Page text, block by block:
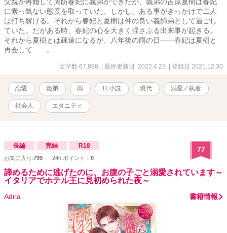
に素っ気ない態度を取っていた。しかし、ある事がきっかけで二人
は打ち解ける。それから春妃と夏樹は仲の良い義姉弟として過ごし
ていた。だがある時、春妃の心を大きく揺さぶる出来事が起きる。
それから夏樹とは疎遠になるが、八年後の雨の日――春妃は夏樹と
再会して……。
文字数 67,898 | 最終更新日 2022.4.23 | 登録日 2021.12.30
恋愛 義弟 雨 TL小説 現代 溺愛／執着
社会人 エタニティ
長編 完結 R18
お気に入り:799 24h.ポイント： 0
77
諦めるために逃げたのに、お腹の子ごと溺愛されています～
イタリアでホテル王に見初められた夜～
Adria 書籍情報